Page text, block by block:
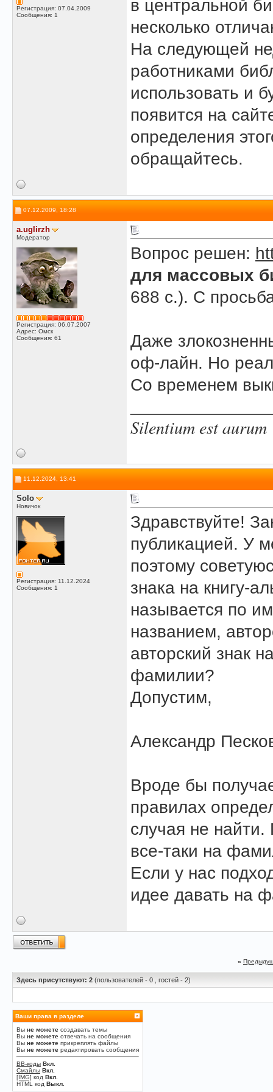
Регистрация: 07.04.2009
Сообщения: 1
в центральной
несколько
На следующей
работниками
использовать и
появится на
определения
обращайтесь.
07.12.2009, 18:28
a.uglirzh
Модератор
Регистрация: 06.07.2007
Адрес: Омск
Сообщения: 61
Вопрос решен:
для массовых
688 с.). С
Даже
оф-лайн. Но
Со временем
Silentium est aurum
11.12.2024, 13:41
Solo
Новичок
Регистрация: 11.12.2024
Сообщения: 1
Здравствуйте!
публикацией. У
поэтому
знака на книгу-
называется по
названием,
авторский знак
фамилии?
Допустим,
Александр
Вроде бы
правилах
случая не найти.
все-таки на
Если у нас
идее давать на
«
Здесь присутствуют: 2 (пользователей - 0 , гостей - 2)
Ваши права в разделе
Вы не можете создавать темы
Вы не можете отвечать на сообщения
Вы не можете прикреплять файлы
Вы не можете редактировать сообщения
BB-коды Вкл.
Смайлы Вкл.
[IMG] код Вкл.
HTML код Выкл.